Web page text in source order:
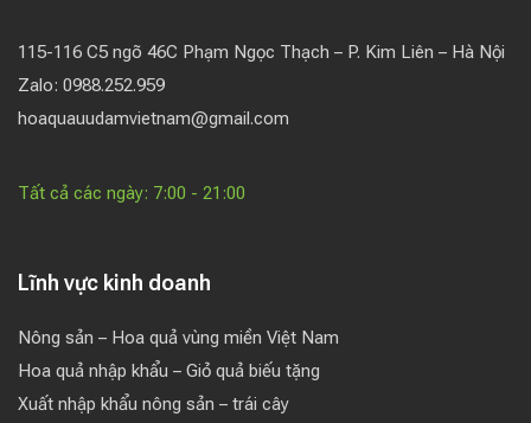
115-116 C5 ngõ 46C Phạm Ngọc Thạch – P. Kim Liên – Hà Nội
Zalo: 0988.252.959
hoaquauudamvietnam@gmail.com
Tất cả các ngày: 7:00 - 21:00
Lĩnh vực kinh doanh
Nông sản – Hoa quả vùng miền Việt Nam
Hoa quả nhập khẩu – Giỏ quả biếu tặng
Xuất nhập khẩu nông sản – trái cây